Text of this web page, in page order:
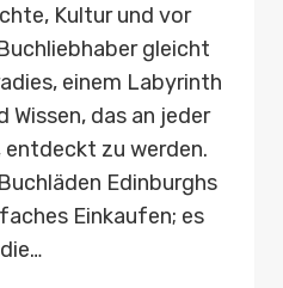
Kultur und vor
gleicht
einem Labyrinth
Wissen, das an jeder
zu werden.
Edinburghs
Einkaufen; es